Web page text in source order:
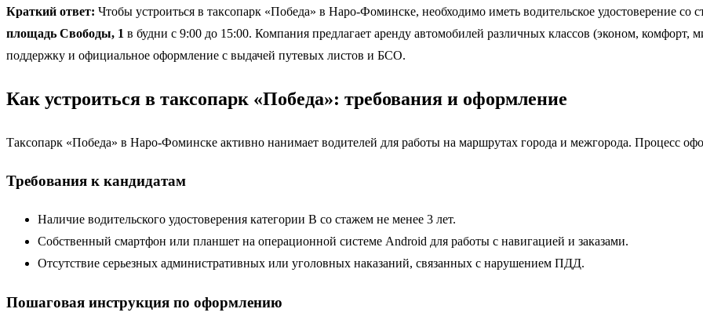
Краткий ответ: Чтобы устроиться в таксопарк «Победа» в Наро-Фоминске, необходимо иметь водительское удостоверение со
площадь Свободы, 1 в будни с 9:00 до 15:00. Компания предлагает аренду автомобилей различных классов (эконом,
поддержку и официальное оформление с выдачей путевых листов и БСО.
Как устроиться в таксопарк «Победа»: требования и оформление
Таксопарк «Победа» в Наро-Фоминске активно нанимает водителей для работы на маршрутах города и межгорода. Процесс
Требования к кандидатам
Наличие водительского удостоверения категории B со стажем не менее 3 лет.
Собственный смартфон или планшет на операционной системе Android для работы с навигацией и заказами.
Отсутствие серьезных административных или уголовных наказаний, связанных с нарушением ПДД.
Пошаговая инструкция по оформлению